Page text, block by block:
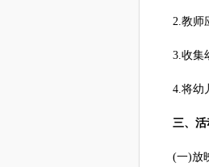
2.教师应
3.收集幼
4.将幼儿
三、
(一)放映